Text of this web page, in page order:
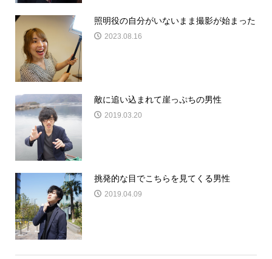
照明役の自分がいないまま撮影が始まった
2023.08.16
敵に追い込まれて崖っぷちの男性
2019.03.20
挑発的な目でこちらを見てくる男性
2019.04.09